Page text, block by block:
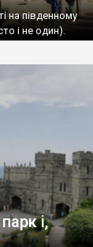
на південному
і не один).
і,